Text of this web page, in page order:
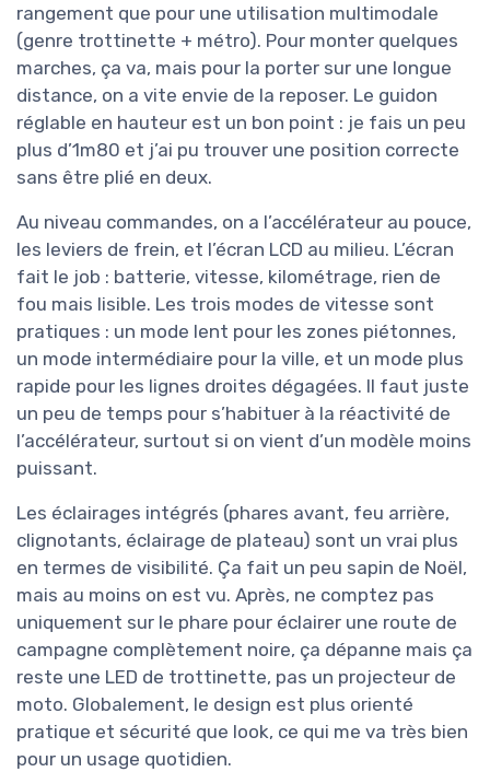
rangement que pour une utilisation multimodale
(genre trottinette + métro). Pour monter quelques
marches, ça va, mais pour la porter sur une longue
distance, on a vite envie de la reposer. Le guidon
réglable en hauteur est un bon point : je fais un peu
plus d’1m80 et j’ai pu trouver une position correcte
sans être plié en deux.
Au niveau commandes, on a l’accélérateur au pouce,
les leviers de frein, et l’écran LCD au milieu. L’écran
fait le job : batterie, vitesse, kilométrage, rien de
fou mais lisible. Les trois modes de vitesse sont
pratiques : un mode lent pour les zones piétonnes,
un mode intermédiaire pour la ville, et un mode plus
rapide pour les lignes droites dégagées. Il faut juste
un peu de temps pour s’habituer à la réactivité de
l’accélérateur, surtout si on vient d’un modèle moins
puissant.
Les éclairages intégrés (phares avant, feu arrière,
clignotants, éclairage de plateau) sont un vrai plus
en termes de visibilité. Ça fait un peu sapin de Noël,
mais au moins on est vu. Après, ne comptez pas
uniquement sur le phare pour éclairer une route de
campagne complètement noire, ça dépanne mais ça
reste une LED de trottinette, pas un projecteur de
moto. Globalement, le design est plus orienté
pratique et sécurité que look, ce qui me va très bien
pour un usage quotidien.